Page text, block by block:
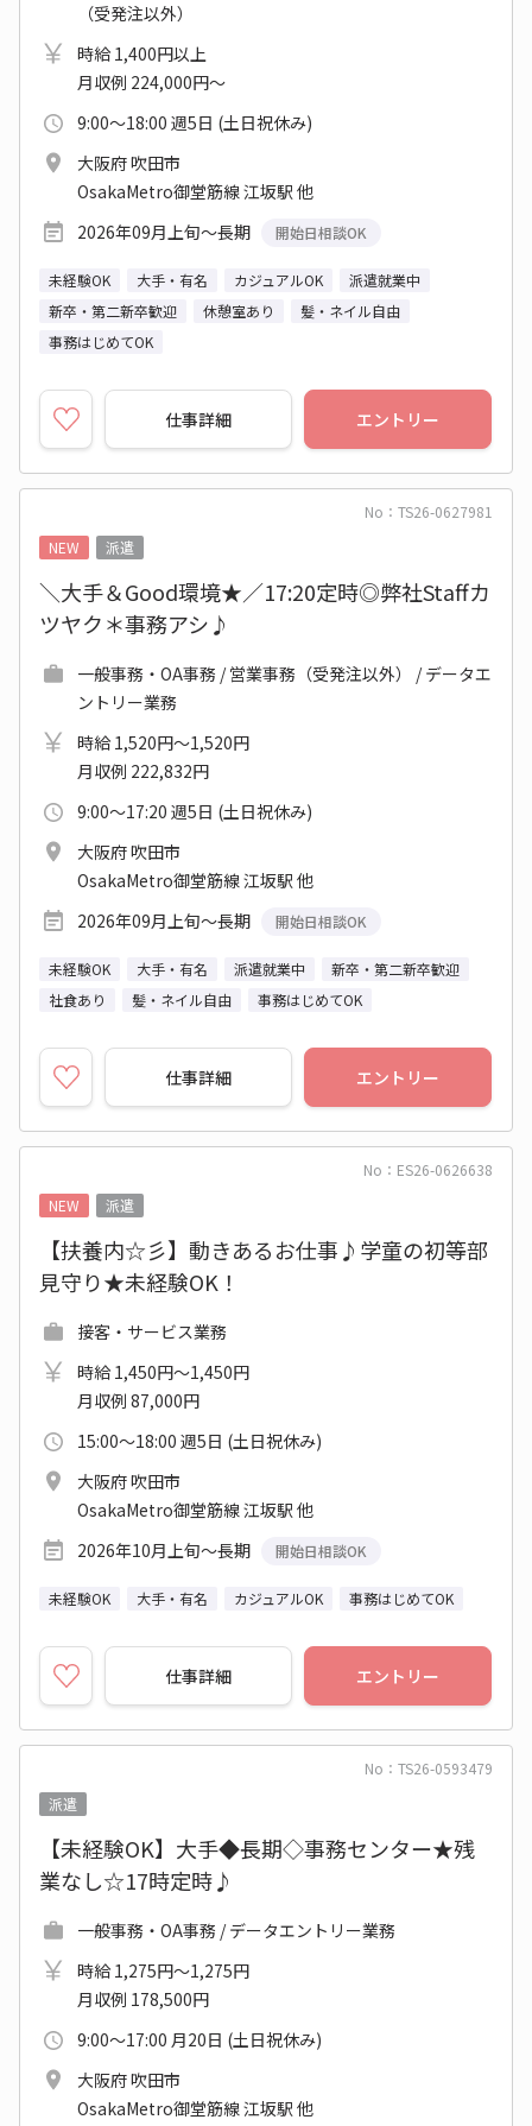
（受発注以外）
時給 1,400円以上
月収例 224,000円～
9:00～18:00 週5日 (土日祝休み)
大阪府 吹田市
OsakaMetro御堂筋線 江坂駅 他
2026年09月上旬～長期
開始日相談OK
未経験OK 大手・有名 カジュアルOK
派遣就業中
新卒・第二新卒歓迎
休憩室あり
髪・ネイル自由
事務はじめてOK
仕事詳細 エントリー
No：TS26-0627981
NEW
派遣
＼大手＆Good環境★／17:20定時◎弊社Staffカ
ツヤク＊事務アシ♪
一般事務・OA事務 / 営業事務（受発注以外） / データエ
ントリー業務
時給 1,520円～1,520円
月収例 222,832円
9:00～17:20 週5日 (土日祝休み)
大阪府 吹田市
OsakaMetro御堂筋線 江坂駅 他
2026年09月上旬～長期
開始日相談OK
未経験OK 大手・有名 派遣就業中
新卒・第二新卒歓迎
社食あり
髪・ネイル自由 事務はじめてOK
仕事詳細 エントリー
No：ES26-0626638
NEW
派遣
【扶養内☆彡】動きあるお仕事♪学童の初等部
見守り★未経験OK！
接客・サービス業務
時給 1,450円～1,450円
月収例 87,000円
15:00～18:00 週5日 (土日祝休み)
大阪府 吹田市
OsakaMetro御堂筋線 江坂駅 他
2026年10月上旬～長期
開始日相談OK
未経験OK 大手・有名 カジュアルOK 事務はじめてOK
仕事詳細 エントリー
No：TS26-0593479
派遣
【未経験OK】大手◆長期◇事務センター★残
業なし☆17時定時♪
一般事務・OA事務 / データエントリー業務
時給 1,275円～1,275円
月収例 178,500円
9:00～17:00 月20日 (土日祝休み)
大阪府 吹田市
OsakaMetro御堂筋線 江坂駅 他